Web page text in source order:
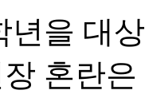
년을 대
혼란